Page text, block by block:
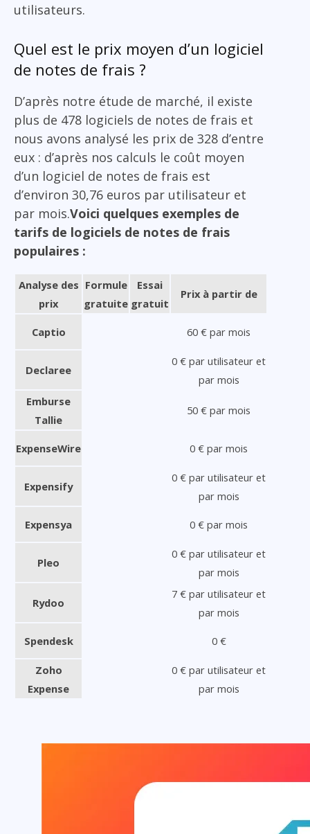
utilisateurs.
Quel est le prix moyen d’un logiciel
de notes de frais ?
D’après notre étude de marché, il existe
plus de 478 logiciels de notes de frais et
nous avons analysé les prix de 328 d’entre
eux : d’après nos calculs le coût moyen
d’un logiciel de notes de frais est
d’environ 30,76 euros par utilisateur et
par mois.Voici quelques exemples de
tarifs de logiciels de notes de frais
populaires :
Analyse des
prix
Formule
gratuite
Essai
gratuit
Prix à partir de
Captio 60 € par mois
Declaree
0 € par utilisateur et
par mois
Emburse
Tallie
50 € par mois
ExpenseWire 0 € par mois
Expensify
0 € par utilisateur et
par mois
Expensya 0 € par mois
Pleo
0 € par utilisateur et
par mois
Rydoo
7 € par utilisateur et
par mois
Spendesk 0 €
Zoho
Expense
0 € par utilisateur et
par mois